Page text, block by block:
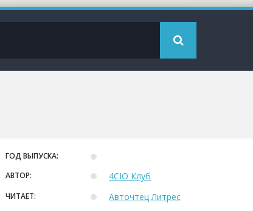
ГОД ВЫПУСКА:
АВТОР:
4CIO Клуб
ЧИТАЕТ: Авточтец Литрес